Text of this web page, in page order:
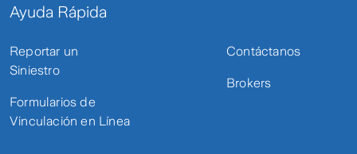
Ayuda Rápida
Reportar un
Siniestro
Formularios de
Vinculación en Línea
Contáctanos
Brokers